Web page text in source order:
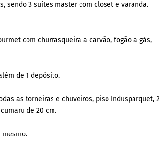
sendo 3 suítes master com closet e varanda.
com churrasqueira a carvão, fogão a gás,
de 1 depósito.
as torneiras e chuveiros, piso Indusparquet, 2
de 20 cm.
mesmo.